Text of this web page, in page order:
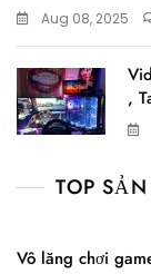
Aug 08, 2025
,
TOP
Vô lăng chơi